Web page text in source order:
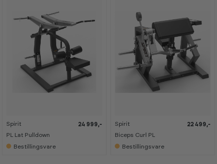
Spirit
PL Lat Pulldown
24 999,-
Bestillingsvare
Spirit
Biceps Curl PL
22 499,-
Bestillingsvare